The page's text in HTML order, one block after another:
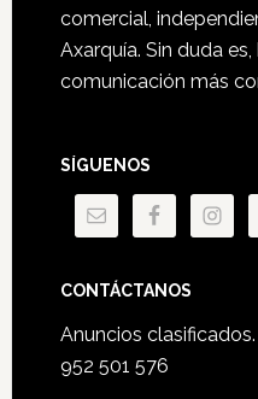
comercial,
Axarquía. Sin duda
comunicación más
SÍGUENOS
CONTÁCTANOS
Anuncios clasificados.
952 501 576